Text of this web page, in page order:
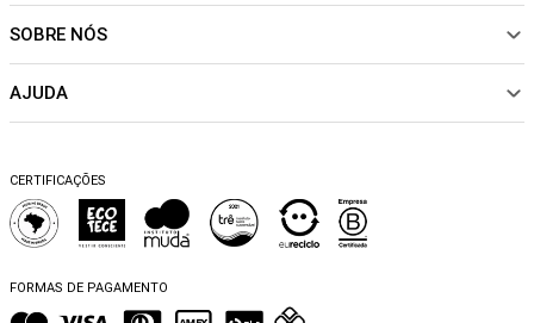
CALÇADOS
SALE
Sobre Nós
Sustentabilidade
Trocas e Devoluções
Perguntas Frequentes
Blog
SOBRE NÓS
Política de pagamento
AJUDA
Dicas de cuidados
Falar no WhatsApp
CERTIFICAÇÕES
FORMAS DE PAGAMENTO